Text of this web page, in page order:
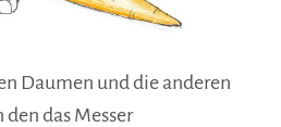
Daumen und die anderen
das Messer